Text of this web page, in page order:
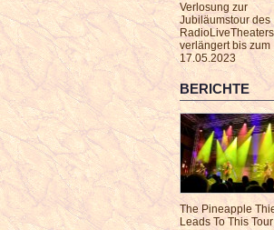
Verlosung zur
Jubiläumstour des
RadioLiveTheaters
verlängert bis zum
17.05.2023
BERICHTE
The Pineapple
Leads To This Tour